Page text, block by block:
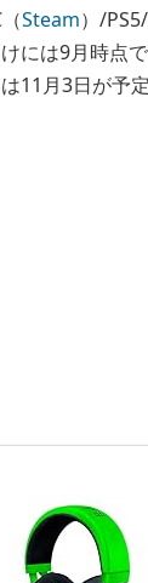
Steam）/
には9月時点
11月3日が予